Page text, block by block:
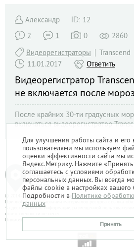
Александр
12
2
1 0
2860
Видеорегистраторы
Transcend
11.01.2017
Ответить
Видеорегистратор
не включается после
После крайних 30-ти градусных
включаться видеорегистратор
стоимость ремонта?
1
© 2014-2026. «Мой Сервис-Гид» – проект группы «Текарт».
При любом использовании материалов ресурса ссылка
За достоверность информации, размещенной
ответственности не несет.
Политика в отношении обработки персональных данных
Для улучшения работы сайта и его
пользователями мы используем
оценки эффективности сайта мы
Яндекс.Метрику. Нажмите
соглашаетесь с условиями
персональных данных. Вы всегда
файлы cookie в настройках вашего
Подробности в Политике
данных
Принять